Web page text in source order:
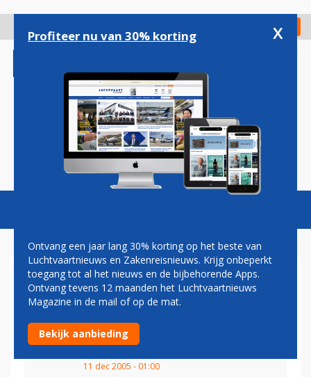
gaan
Check in
Magazine Podcasts Vacatures
AIRPORTS
Procedure uitbreiding Lelystad Airport
van start
11 dec 2005 - 01:00
Profiteer nu van 30% korting x
Ontvang een jaar lang 30% korting op het beste van
Luchtvaartnieuws en Zakenreisnieuws. Krijg onbeperkt
toegang tot al het nieuws en de bijbehorende Apps.
Ontvang tevens 12 maanden het Luchtvaartnieuws
Magazine in de mail of op de mat.
Bekijk aanbieding